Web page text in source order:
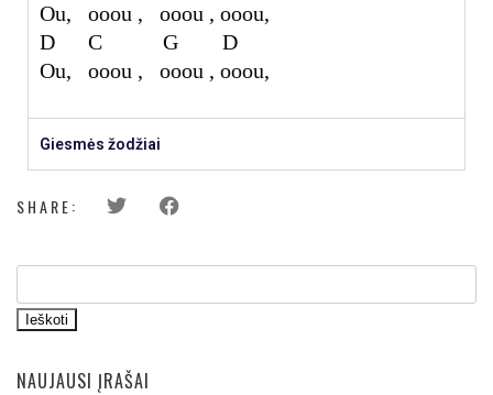
Ou, ooou , ooou , ooou,
D C G D
Ou, ooou , ooou , ooou,
Giesmės žodžiai
SHARE:
Ieškoti
NAUJAUSI ĮRAŠAI